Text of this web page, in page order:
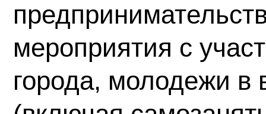
мероприятия с
города, молодежи в